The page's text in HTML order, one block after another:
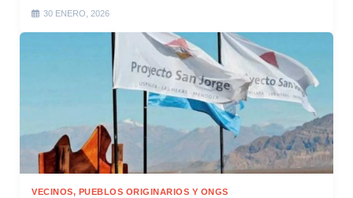
30 ENERO, 2026
VECINOS, PUEBLOS ORIGINARIOS Y ONGS